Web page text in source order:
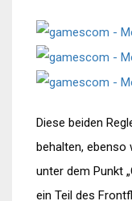
Diese beiden
behalten, ebenso
unter dem Punkt
ein Teil des